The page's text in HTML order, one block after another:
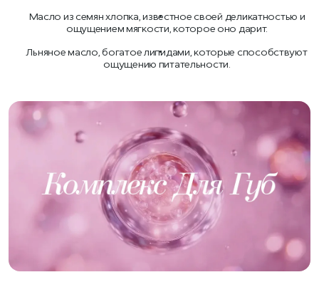
Масло из семян хлопка, известное своей деликатностью и
ощущением мягкости, которое оно дарит.
Льняное масло, богатое липидами, которые способствуют
ощущению питательности.